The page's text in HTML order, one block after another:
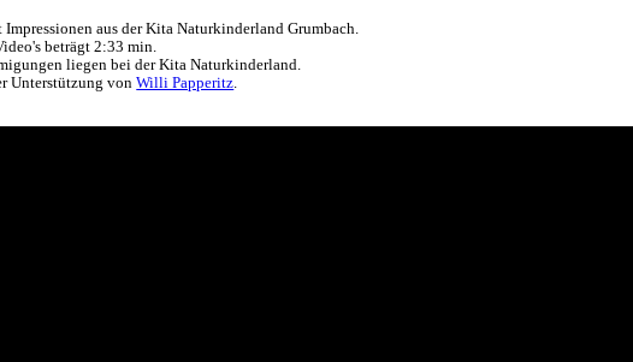
Impressionen aus der Kita Naturkinderland Grumbach.
beträgt 2:33 min.
liegen bei der Kita Naturkinderland.
Unterstützung vonWilli Papperitz.